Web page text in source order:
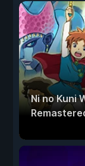
Ni no Kuni